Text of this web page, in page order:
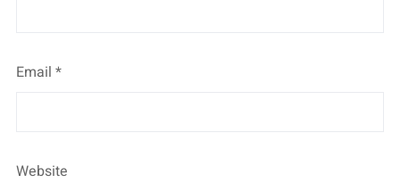
Email *
Website